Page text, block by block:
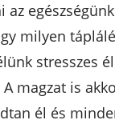
milyen
stresszes
magzat is
él és